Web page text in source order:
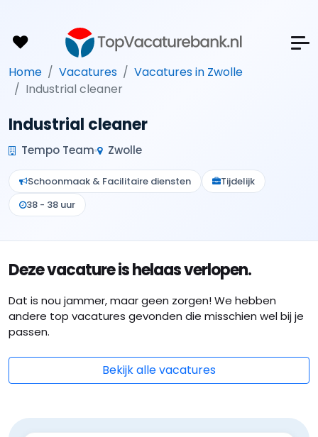
Home Vacatures
Vacatures in Zwolle
Industrial cleaner
Industrial cleaner
Tempo Team Zwolle
Schoonmaak & Facilitaire diensten
Tijdelijk
38 - 38 uur
Deze vacature is helaas verlopen.
Dat is nou jammer, maar geen zorgen! We hebben
andere top vacatures gevonden die misschien wel bij je
passen.
Bekijk alle vacatures